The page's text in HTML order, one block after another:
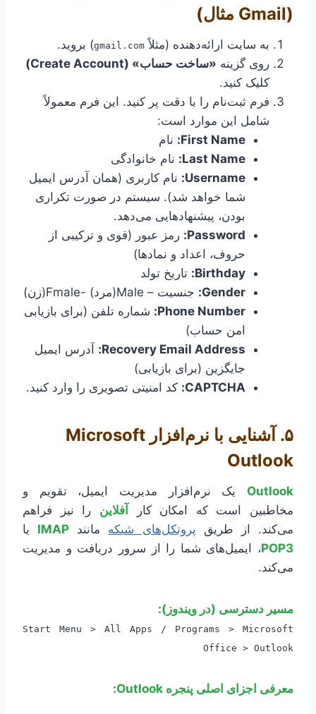
(Gmail مثال)
به سایت ارائه‌دهنده (مثلاً gmail.com) بروید.
روی گزینه «ساخت حساب» (Create Account)
کلیک کنید.
فرم ثبت‌نام را با دقت پر کنید. این فرم معمولاً
شامل این موارد است:
First Name: نام
Last Name: نام خانوادگی
Username: نام کاربری (همان آدرس ایمیل
شما خواهد شد). سیستم در صورت تکراری
بودن، پیشنهادهایی می‌دهد.
Password: رمز عبور (قوی و ترکیبی از
حروف، اعداد و نمادها)
Birthday: تاریخ تولد
Gender: جنسیت – Male(مرد) -Fmale(زن)
Phone Number: شماره تلفن (برای بازیابی
امن حساب)
Recovery Email Address:
آدرس ایمیل
جایگزین (برای بازیابی)
CAPTCHA: کد امنیتی تصویری را وارد کنید.
۵. آشنایی با نرم‌افزار Microsoft
Outlook
Outlook یک نرم‌افزار مدیریت ایمیل، تقویم و
مخاطبین است که امکان کار
آفلاین را نیز فراهم
می‌کند. از طریق پروتکل‌های شبکه مانند IMAP یا
POP3، ایمیل‌های شما را از سرور دریافت و مدیریت
می‌کند.
مسیر دسترسی (در ویندوز):
Start Menu > All Apps / Programs > Microsoft
Office > Outlook
معرفی اجزای اصلی پنجره Outlook: